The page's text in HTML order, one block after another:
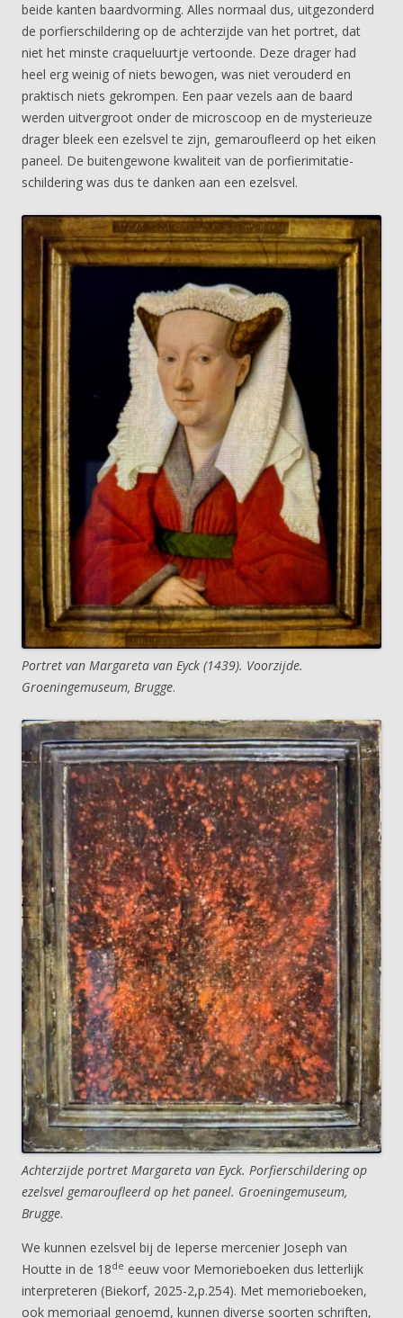
beide kanten baardvorming. Alles normaal dus, uitgezonderd
de porfierschildering op de achterzijde van het portret, dat
niet het minste craqueluurtje vertoonde. Deze drager had
heel erg weinig of niets bewogen, was niet verouderd en
praktisch niets gekrompen. Een paar vezels aan de baard
werden uitvergroot onder de microscoop en de mysterieuze
drager bleek een ezelsvel te zijn, gemaroufleerd op het eiken
paneel. De buitengewone kwaliteit van de porfierimitatie-
schildering was dus te danken aan een ezelsvel.
Portret van Margareta van Eyck (1439). Voorzijde.
Groeningemuseum, Brugge.
Achterzijde portret Margareta van Eyck. Porfierschildering op
ezelsvel gemaroufleerd op het paneel. Groeningemuseum,
Brugge.
We kunnen ezelsvel bij de Ieperse mercenier Joseph van
Houtte in de 18de eeuw voor Memorieboeken dus letterlijk
interpreteren (Biekorf, 2025-2,p.254). Met memorieboeken,
ook memoriaal genoemd, kunnen diverse soorten schriften,